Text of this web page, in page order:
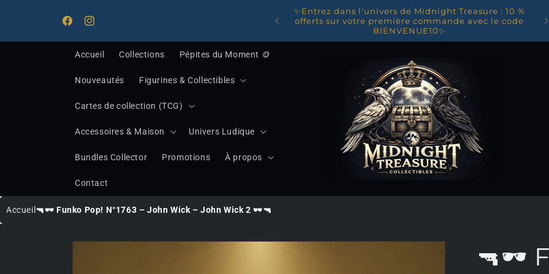
FacebookInstagram
Bienvenue chez Midnight Treasure, votre destination
pour les trésors de la pop culture !
✨Entrez dans l'univers de Midnight Treasure : 10 %
offerts sur votre première commande avec le code
BIENVENUE10✨
Accueil Collections Pépites du Moment 🪙
Nouveautés Figurines & Collectibles
Cartes de collection (TCG)
Accessoires & Maison Univers Ludique
Bundles Collector Promotions À propos
Contact
Accueil 🔫🕶 Funko Pop! N°1763 – John Wick – John Wick 2 🕶🔫
🔫🕶